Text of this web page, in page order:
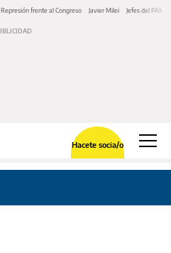
Represión frente al Congreso Javier Milei Jefes del PAMI
Hacete socia/o